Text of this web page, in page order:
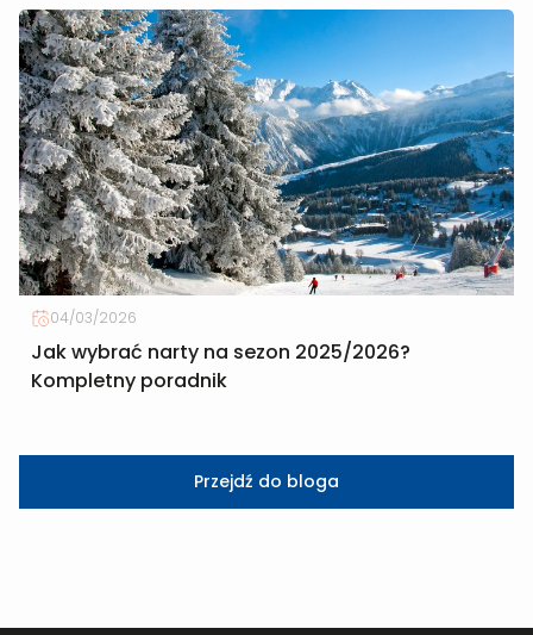
04/03/2026
Jak wybrać narty na sezon 2025/2026?
Kompletny poradnik
Przejdź do bloga